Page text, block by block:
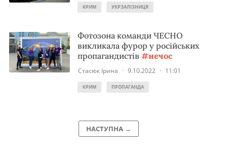
КРИМ УКРЗАЛІЗНИЦЯ
Фотозона команди ЧЕСНО
викликала фурор у російських
пропагандистів #нечос
Стасюк Ірина · 9.10.2022 · 11:01
КРИМ ПРОПАГАНДА
НАСТУПНА →